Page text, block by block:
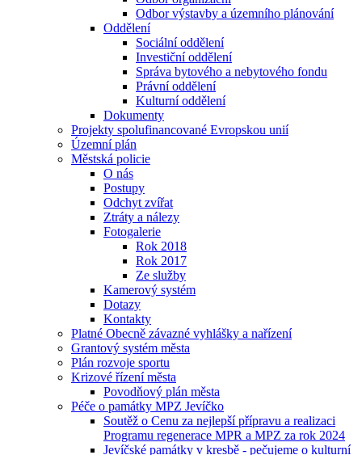
Odbor výstavby a územního plánování
Oddělení
Sociální oddělení
Investiční oddělení
Správa bytového a nebytového fondu
Právní oddělení
Kulturní oddělení
Dokumenty
Projekty spolufinancované Evropskou unií
Územní plán
Městská policie
O nás
Postupy
Odchyt zvířat
Ztráty a nálezy
Fotogalerie
Rok 2018
Rok 2017
Ze služby
Kamerový systém
Dotazy
Kontakty
Platné Obecně závazné vyhlášky a nařízení
Grantový systém města
Plán rozvoje sportu
Krizové řízení města
Povodňový plán města
Péče o památky MPZ Jevíčko
Soutěž o Cenu za nejlepší přípravu a realizaci
Programu regenerace MPR a MPZ za rok 2024
Jevíčské památky v kresbě - pečujeme o kulturní